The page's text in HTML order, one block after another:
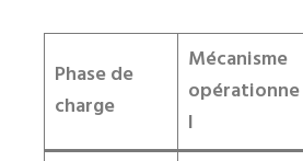
Phase de
charge
Mécanisme
opérationne
l